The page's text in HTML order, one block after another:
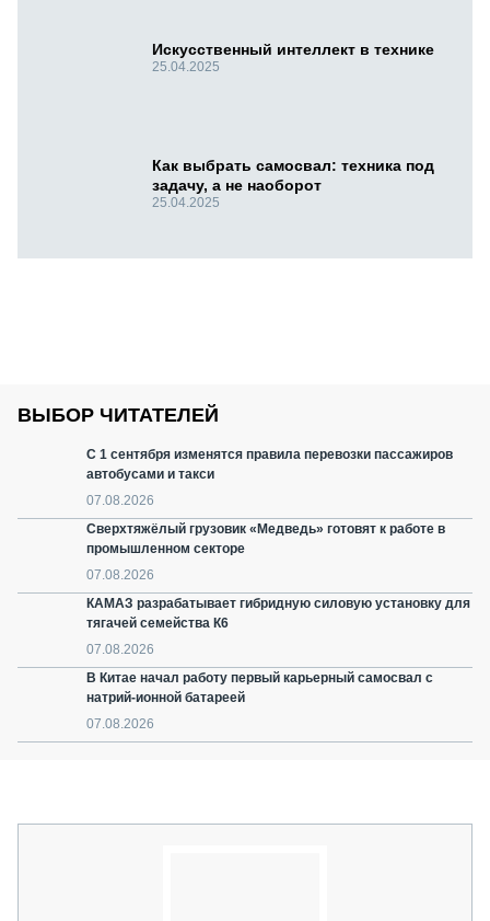
Искусственный интеллект в технике
25.04.2025
Как выбрать самосвал: техника под
задачу, а не наоборот
25.04.2025
ВЫБОР ЧИТАТЕЛЕЙ
С 1 сентября изменятся правила перевозки пассажиров
автобусами и такси
07.08.2026
Сверхтяжёлый грузовик «Медведь» готовят к работе в
промышленном секторе
07.08.2026
КАМАЗ разрабатывает гибридную силовую установку для
тягачей семейства К6
07.08.2026
В Китае начал работу первый карьерный самосвал с
натрий-ионной батареей
07.08.2026